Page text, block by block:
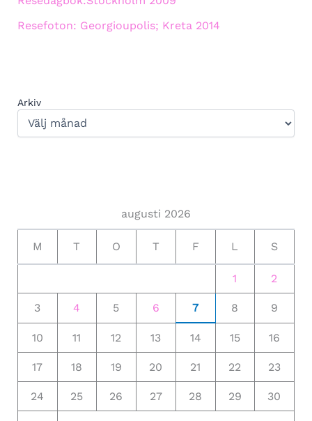
Resefoton: Georgioupolis; Kreta 2014
Arkiv
augusti 2026
M T O T F L S
1 2
3 4 5 6 7 8 9
10 11 12 13 14 15 16
17 18 19 20 21 22 23
24 25 26 27 28 29 30